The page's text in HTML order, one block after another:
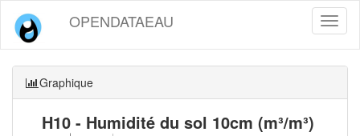
OPENDATAEAU
Graphique
H10 - Humidité du sol 10cm (m³/m³)